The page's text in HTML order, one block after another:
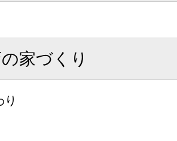
家づくり